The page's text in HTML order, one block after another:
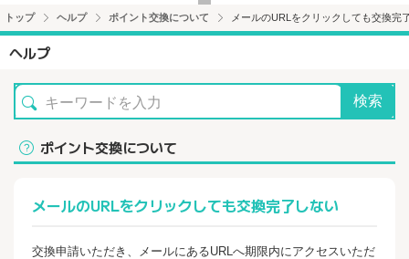
トップ ヘルプ ポイント交換について メールのURLをクリックしても交換完
ヘルプ
検索
ポイント交換について
メールのURLをクリックしても交換完了しない
交換申請いただき、メールにあるURLへ期限内にアクセスいただ